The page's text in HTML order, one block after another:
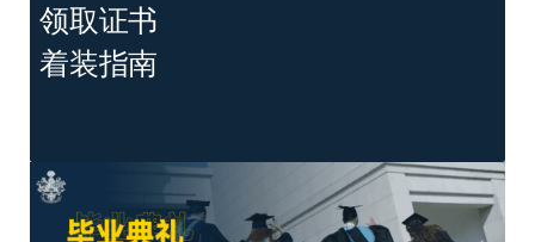
领取证书
着装指南